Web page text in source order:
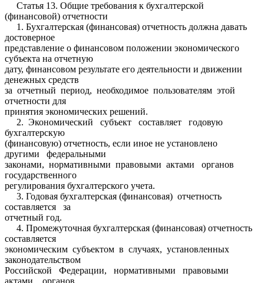
Статья 13. Общие требования к бухгалтерской
(финансовой) отчетности
1. Бухгалтерская (финансовая) отчетность должна давать
достоверное
представление о финансовом положении экономического
субъекта на отчетную
дату, финансовом результате его деятельности и движении
денежных средств
за отчетный период, необходимое пользователям этой
отчетности для
принятия экономических решений.
2. Экономический субъект составляет годовую
бухгалтерскую
(финансовую) отчетность, если иное не установлено
другими федеральными
законами, нормативными правовыми актами органов
государственного
регулирования бухгалтерского учета.
3. Годовая бухгалтерская (финансовая) отчетность
составляется за
отчетный год.
4. Промежуточная бухгалтерская (финансовая) отчетность
составляется
экономическим субъектом в случаях, установленных
законодательством
Российской Федерации, нормативными правовыми
актами органов